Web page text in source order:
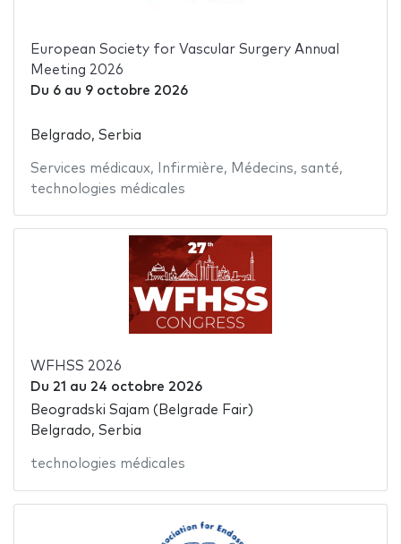
European Society for Vascular Surgery Annual
Meeting 2026
Du 6au 9 octobre 2026
Belgrado, Serbia
Services médicaux, Infirmière, Médecins, santé,
technologies médicales
WFHSS 2026
Du 21 au 24 octobre 2026
Beogradski Sajam (Belgrade Fair)
Belgrado, Serbia
technologies médicales